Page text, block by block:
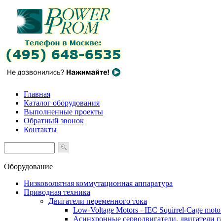
Главная
Каталог оборудования
Выполненные проекты
Обратный звонок
Контакты
Оборудование
Низковольтная коммутационная аппаратура
Приводная техника
Двигатели переменного тока
Low-Voltage Motors - IEC Squirrel-Cage
Асинхронные серводвигатели, двигатели